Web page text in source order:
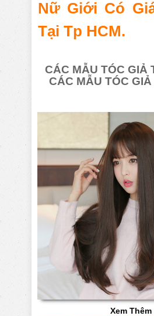
Nữ Giới Có
Tại Tp HCM.
CÁC MẪU TÓC GIẢ
CÁC MẪU TÓC
Xem Thêm